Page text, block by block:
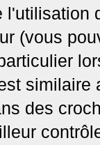
l'utilisation
(vous
similaire
des